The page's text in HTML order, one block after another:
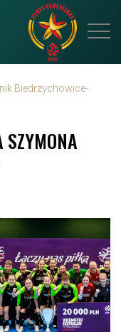
Biedrzychowice-